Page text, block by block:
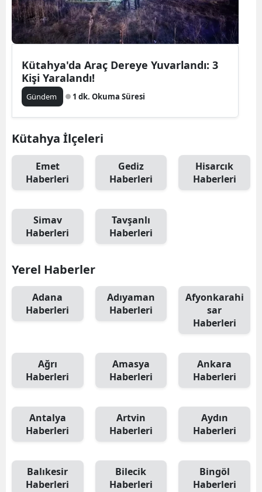
Kütahya'da Araç Dereye Yuvarlandı: 3
Kişi Yaralandı!
Gündem 1 dk. Okuma Süresi
Kütahya İlçeleri
Emet
Haberleri
Gediz
Haberleri
Hisarcık
Haberleri
Simav
Haberleri
Tavşanlı
Haberleri
Yerel Haberler
Adana
Haberleri
Adıyaman
Haberleri
Afyonkarahi
sar
Haberleri
Ağrı
Haberleri
Amasya
Haberleri
Ankara
Haberleri
Antalya
Haberleri
Artvin
Haberleri
Aydın
Haberleri
Balıkesir
Haberleri
Bilecik
Haberleri
Bingöl
Haberleri